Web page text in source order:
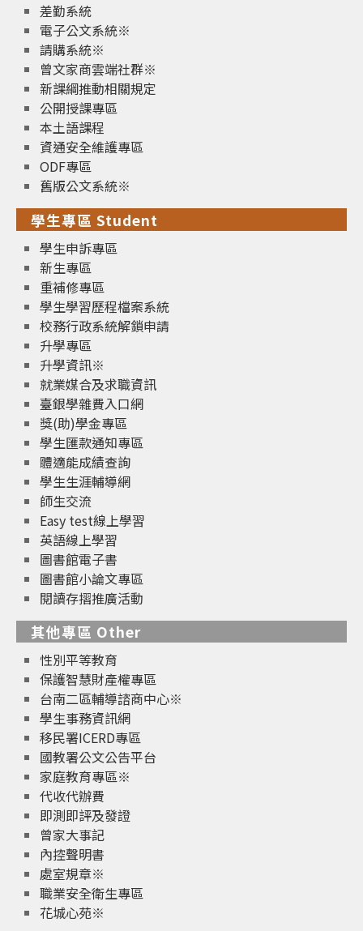
差勤系統
電子公文系統※
請購系統※
曾文家商雲端社群※
新課綱推動相關規定
公開授課專區
本土語課程
資通安全維護專區
ODF專區
舊版公文系統※
學生專區 Student
學生申訴專區
新生專區
重補修專區
學生學習歷程檔案系統
校務行政系統解鎖申請
升學專區
升學資訊※
就業媒合及求職資訊
臺銀學雜費入口網
獎(助)學金專區
學生匯款通知專區
體適能成績查詢
學生生涯輔導網
師生交流
Easy test線上學習
英語線上學習
圖書館電子書
圖書館小論文專區
閱讀存摺推廣活動
其他專區 Other
性別平等教育
保護智慧財產權專區
台南二區輔導諮商中心※
學生事務資訊網
移民署ICERD專區
國教署公文公告平台
家庭教育專區※
代收代辦費
即測即評及發證
曾家大事記
內控聲明書
處室規章※
職業安全衛生專區
花城心苑※